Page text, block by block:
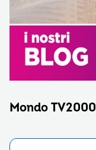
Mondo TV2000